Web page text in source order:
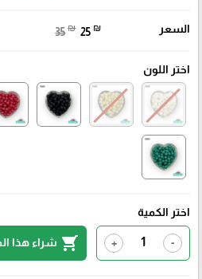
السعر 35 ₪ 25 ₪
اختر اللون
اختر الكمية
-
+
shopping_cart شراء هذا